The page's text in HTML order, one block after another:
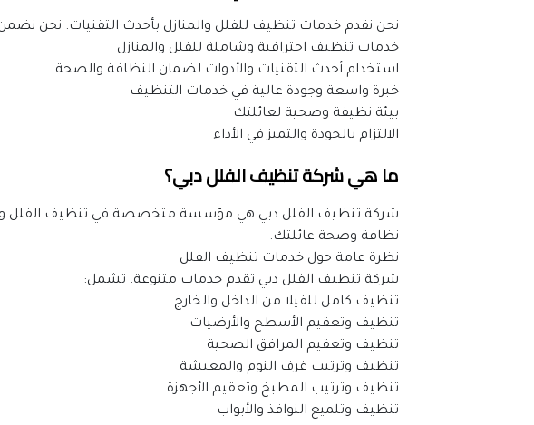
نحن نقدم خدمات تنظيف للفلل والمنازل بأحدث التقنيات. نحن
خدمات تنظيف احترافية وشاملة للفلل والمنازل
استخدام أحدث التقنيات والأدوات لضمان النظافة والصحة
خبرة واسعة وجودة عالية في خدمات التنظيف
بيئة نظيفة وصحية لعائلتك
الالتزام بالجودة والتميز في الأداء
ما هي شركة تنظيف الفلل دبي؟
نظافة وصحة عائلتك.
نظرة عامة حول خدمات تنظيف الفلل
شركة تنظيف الفلل دبي تقدم خدمات متنوعة. تشمل:
تنظيف كامل للفيلا من الداخل والخارج
تنظيف وتعقيم الأسطح والأرضيات
تنظيف وتعقيم المرافق الصحية
تنظيف وترتيب غرف النوم والمعيشة
تنظيف وترتيب المطبخ وتعقيم الأجهزة
تنظيف وتلميع النوافذ والأبواب